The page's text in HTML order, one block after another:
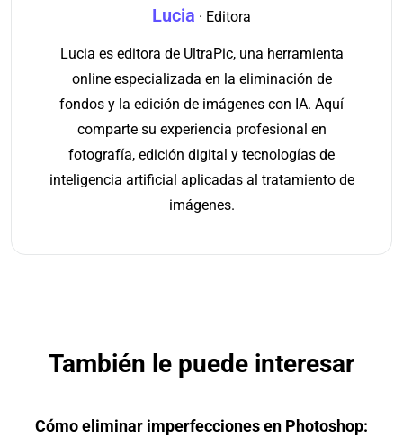
Lucia · Editora
Lucia es editora de UltraPic, una herramienta
online especializada en la eliminación de
fondos y la edición de imágenes con IA. Aquí
comparte su experiencia profesional en
fotografía, edición digital y tecnologías de
inteligencia artificial aplicadas al tratamiento de
imágenes.
También le puede interesar
Cómo eliminar imperfecciones en Photoshop: